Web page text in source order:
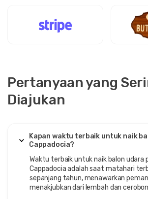
Pertanyaan yang
Diajukan
Kapan waktu terbaik untuk naik
Cappadocia?
Waktu terbaik untuk naik balon udara
Cappadocia adalah saat matahari
sepanjang tahun, menawarkan
menakjubkan dari lembah dan